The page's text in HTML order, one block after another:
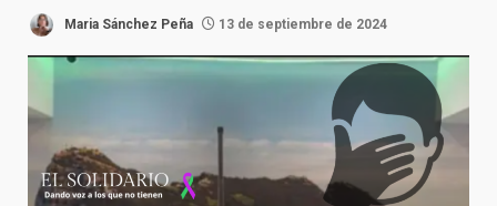
Maria Sánchez Peña 13 de septiembre de 2024